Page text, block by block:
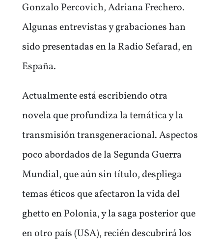
Gonzalo Percovich, Adriana Frechero.
Algunas entrevistas y grabaciones han
sido presentadas en la Radio Sefarad, en
España.
Actualmente está escribiendo otra
novela que profundiza la temática y la
transmisión transgeneracional. Aspectos
poco abordados de la Segunda Guerra
Mundial, que aún sin título, despliega
temas éticos que afectaron la vida del
ghetto en Polonia, y la saga posterior que
en otro país (USA), recién descubrirá los